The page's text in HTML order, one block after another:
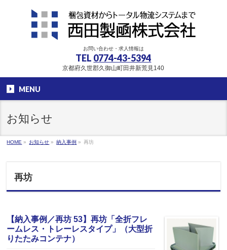
お問い合わせ・求人情報は
TEL 0774-43-5394
京都府久世郡久御山町田井新荒見140
MENU
お知らせ
HOME » お知らせ » 納入事例 » 再坊
再坊
【納入事例／再坊 53】再坊「全折フレ
ームレス・トレーレスタイプ」（大型折
りたたみコンテナ）